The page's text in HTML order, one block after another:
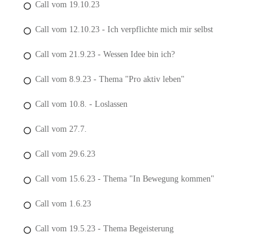
Call vom 19.10.23
Call vom 12.10.23 - Ich verpflichte mich mir selbst
Call vom 21.9.23 - Wessen Idee bin ich?
Call vom 8.9.23 - Thema "Pro aktiv leben"
Call vom 10.8. - Loslassen
Call vom 27.7.
Call vom 29.6.23
Call vom 15.6.23 - Thema "In Bewegung kommen"
Call vom 1.6.23
Call vom 19.5.23 - Thema Begeisterung